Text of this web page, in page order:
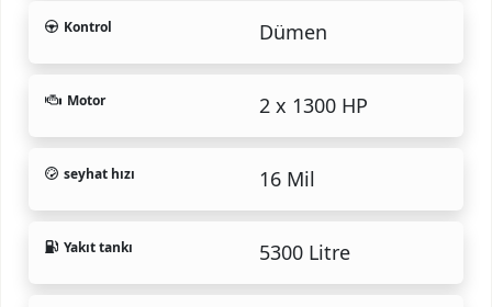
Kontrol Dümen
Motor 2 x 1300 HP
seyhat hızı 16 Mil
Yakıt tankı 5300 Litre